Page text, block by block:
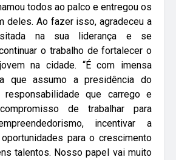
todos ao palco e entregou os
deles. Ao fazer isso, agradeceu a
na sua liderança e se
o trabalho de fortalecer o
na cidade. “É com imensa
que assumo a presidência do
responsabilidade que carrego e
de trabalhar para
incentivar a
para o crescimento
talentos. Nosso papel vai muito